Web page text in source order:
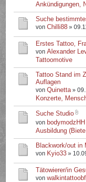
Ankündigungen,
Suche
vonChilli88 »
Erstes Tattoo,
vonAlexander
Tattoomotive
Tattoo Stand im
Auflagen
vonQuinetta»
Konzerte,
Suche Studio
von bodymodzHH
Ausbildung
Blackwork/out in
von Kyio33 »
Tätowierer/in
von